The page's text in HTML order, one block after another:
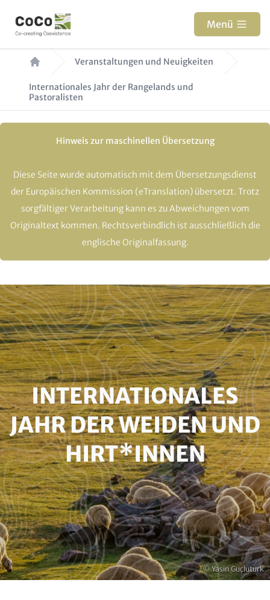
zum
Menü
PfadnavigationVeranstaltungen und Neuigkeiten
Internationales Jahr der Rangelands und
Pastoralisten
Hinweis zur maschinellen Übersetzung
Diese Seite wurde automatisch mit dem Übersetzungsdienst
der Europäischen Kommission (eTranslation) übersetzt. Trotz
sorgfältiger Verarbeitung kann es zu Abweichungen vom
Originaltext kommen. Rechtsverbindlich ist ausschließlich die
englische Originalfassung.
Paragraphs
Urheberrecht
© Yasin Guçluturk
HEADLINE
(OPTIONAL)
INTERNATIONALES
JAHR DER WEIDEN UND
HIRT*INNEN